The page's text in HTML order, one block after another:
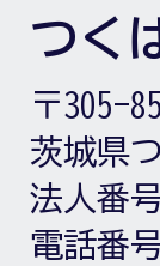
つく
〒305-
茨城県
法人番
電話番